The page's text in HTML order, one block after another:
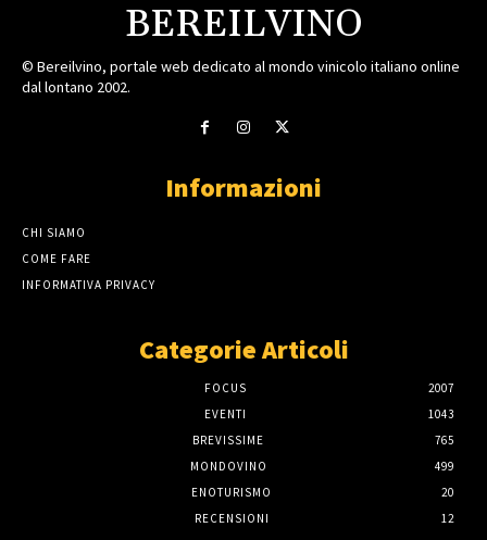
BEREILVINO
© Bereilvino, portale web dedicato al mondo vinicolo italiano online
dal lontano 2002.
Informazioni
CHI SIAMO
COME FARE
INFORMATIVA PRIVACY
Categorie Articoli
FOCUS
2007
EVENTI
1043
BREVISSIME
765
MONDOVINO
499
ENOTURISMO
20
RECENSIONI
12